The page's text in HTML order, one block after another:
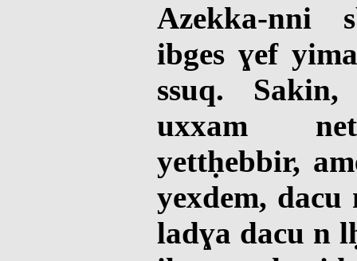
Azekka-nni
ibges ɣef
ssuq.
uxxam
yettḥebbir,
yexdem, dacu
ladɣa dacu n